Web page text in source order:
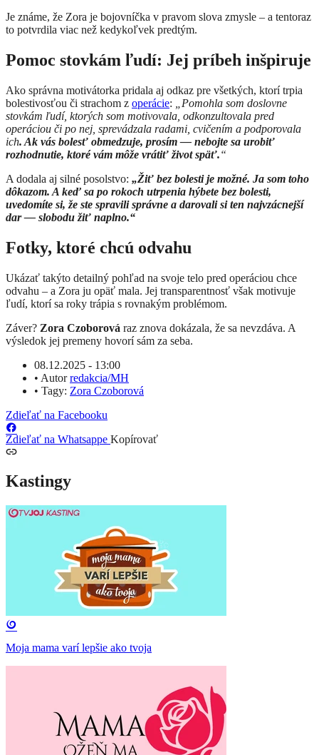
Je známe, že Zora je bojovníčka v pravom slova zmysle – a tentoraz
to potvrdila viac než kedykoľvek predtým.
Pomoc stovkám ľudí: Jej príbeh inšpiruje
Ako správna motivátorka pridala aj odkaz pre všetkých, ktorí trpia
bolestivosťou či strachom z operácie:
„Pomohla som doslovne
stovkám ľudí, ktorých som motivovala, odkonzultovala pred
operáciou či po nej, sprevádzala radami, cvičením a podporovala
ich. Ak vás bolesť obmedzuje, prosím — nebojte sa urobiť
rozhodnutie, ktoré vám môže vrátiť život späť.“
A dodala aj silné posolstvo: „Žiť bez bolesti je možné. Ja som toho
dôkazom. A keď sa po rokoch utrpenia hýbete bez bolesti,
uvedomíte si, že ste spravili správne a darovali si ten najvzácnejší
dar — slobodu žiť naplno.“
Fotky, ktoré chcú odvahu
Ukázať takýto detailný pohľad na svoje telo pred operáciou chce
odvahu – a Zora ju opäť mala. Jej transparentnosť však motivuje
ľudí, ktorí sa roky trápia s rovnakým problémom.
Záver? Zora Czoborová raz znova dokázala, že sa nevzdáva. A
výsledok jej premeny hovorí sám za seba.
08.12.2025 - 13:00
• Autorredakcia/MH
• Tagy: Zora Czoborová
Zdieľať na Facebooku
Zdieľať na Whatsappe Kopírovať
Kastingy
Moja mama varí lepšie ako tvoja